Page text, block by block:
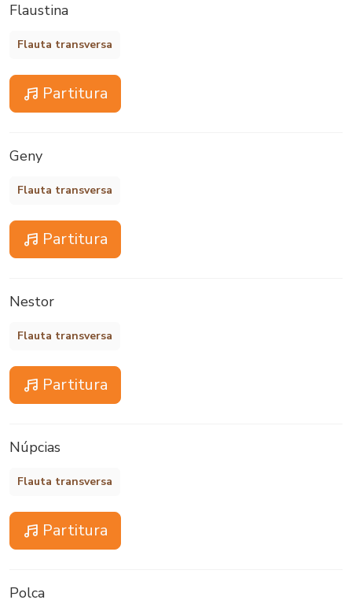
Flaustina
Flauta transversa
Partitura
Geny
Flauta transversa
Partitura
Nestor
Flauta transversa
Partitura
Núpcias
Flauta transversa
Partitura
Polca